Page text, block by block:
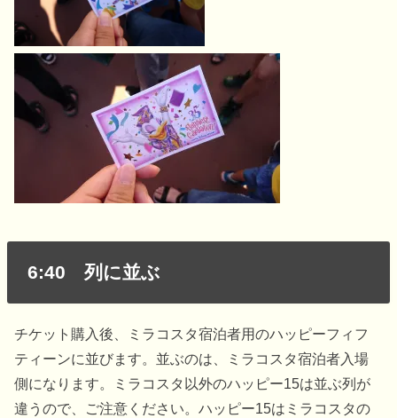
6:40 列に並ぶ
チケット購入後、ミラコスタ宿泊者用のハッピーフィフ
ティーンに並びます。並ぶのは、ミラコスタ宿泊者入場
側になります。ミラコスタ以外のハッピー15は並ぶ列が
違うので、ご注意ください。ハッピー15はミラコスタの